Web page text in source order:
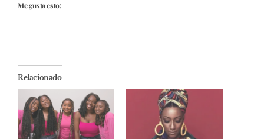
Me gusta esto:
Relacionado